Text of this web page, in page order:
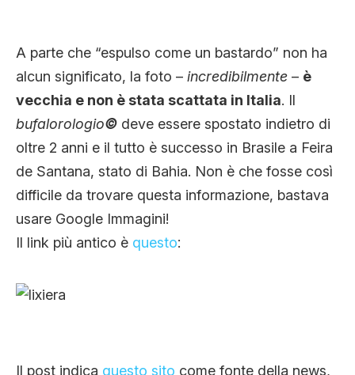
A parte che “espulso come un bastardo” non ha
alcun significato, la foto – incredibilmente – è
vecchia e non è stata scattata in Italia. Il
bufalorologio© deve essere spostato indietro di
oltre 2 anni e il tutto è successo in Brasile a Feira
de Santana, stato di Bahia. Non è che fosse così
difficile da trovare questa informazione, bastava
usare Google Immagini!
Il link più antico è questo:
Il post indica questo sito come fonte della news,